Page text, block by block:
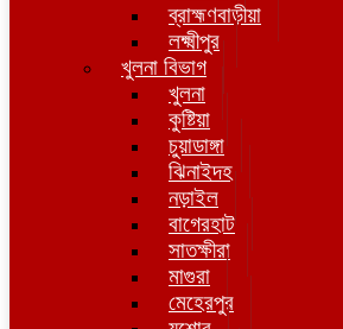
ব্রাহ্মণবাড়ীয়া
লক্ষ্মীপুর
খুলনা বিভাগ
খুলনা
কুষ্টিয়া
চুয়াডাঙ্গা
ঝিনাইদহ
নড়াইল
বাগেরহাট
সাতক্ষীরা
মাগুরা
মেহেরপুর